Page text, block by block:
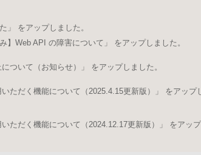
」 をアップしました。
】Web API の障害について」 をアップしました。
ついて（お知らせ）」 をアップしました。
ただく機能について（2025.4.15更新版）」 をアップ
ただく機能について（2024.12.17更新版）」 をアップ